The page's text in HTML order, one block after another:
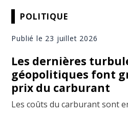
POLITIQUE
Publié le 23 juillet 2026
Les dernières
géopolitiques font
prix du carburant
Les coûts du carburant sont